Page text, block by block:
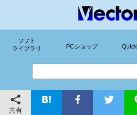
ソフト
ライブラリ
PCショップ
共有